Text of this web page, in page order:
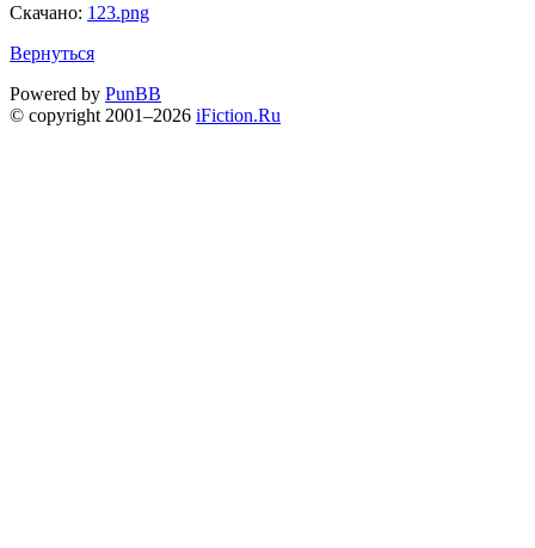
Скачано: 123.png
Вернуться
Powered by PunBB
© copyright 2001–2026 iFiction.Ru